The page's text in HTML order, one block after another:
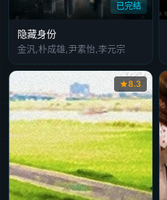
已完结
隐藏身份
金汎,朴成雄,尹素怡,李元宗
8.3